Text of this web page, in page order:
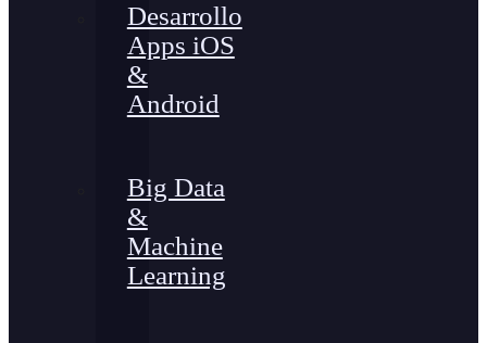
Desarrollo
Apps iOS
&
Android
Big Data
&
Machine
Learning